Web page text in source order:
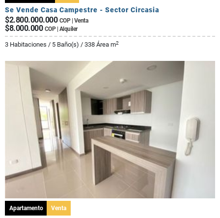
Se Vende Casa Campestre - Sector Circasia
$2.800.000.000 COP | Venta
$8.000.000 COP | Alquiler
3 Habitaciones / 5 Baño(s) / 338 Área m2
Apartamento Venta